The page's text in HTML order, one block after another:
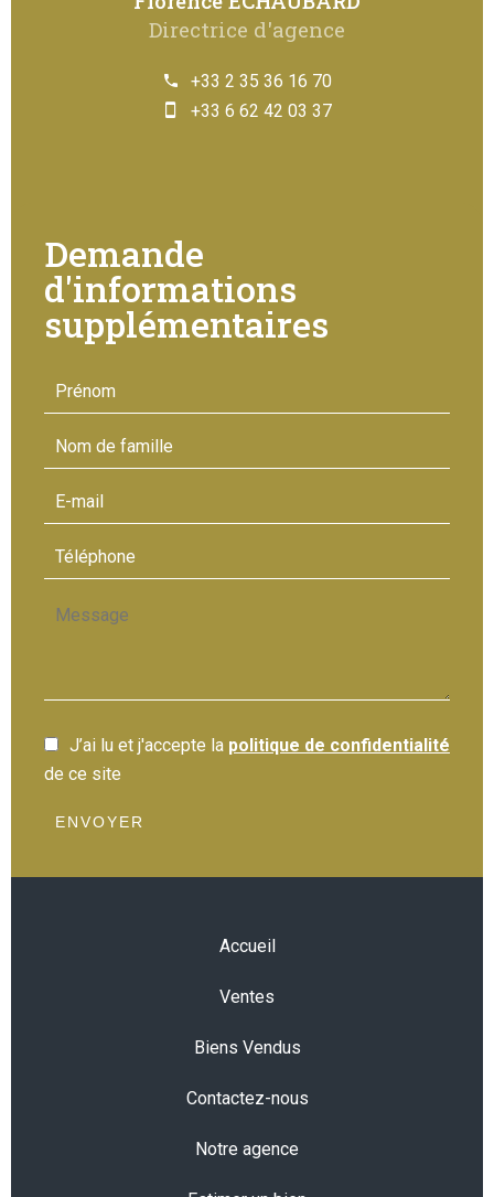
Directrice d'agence
+33 2 35 36 16 70
+33 6 62 42 03 37
Demande
d'informations
supplémentaires
J’ai lu et j'accepte la politique de confidentialité
de ce site
ENVOYER
Accueil
Ventes
Biens Vendus
Contactez-nous
Notre agence